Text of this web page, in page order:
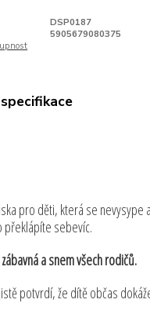
DSP0187
5905679080375
pro děti, která se nevysype
překlápíte sebevíc.
a snem všech rodičů.
potvrdí, že dítě občas